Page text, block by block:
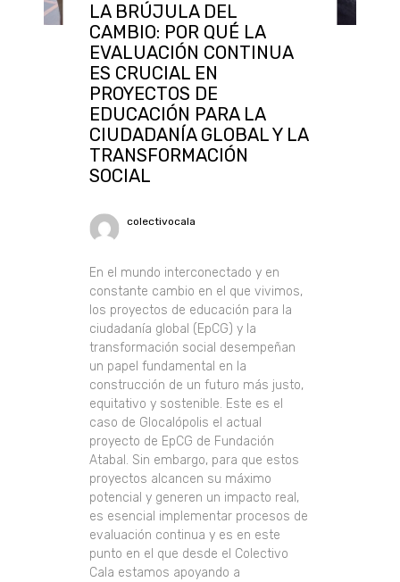
LA BRÚJULA DEL
CAMBIO: POR QUÉ LA
EVALUACIÓN CONTINUA
ES CRUCIAL EN
PROYECTOS DE
EDUCACIÓN PARA LA
CIUDADANÍA GLOBAL Y LA
TRANSFORMACIÓN
SOCIAL
colectivocala
En el mundo interconectado y en
constante cambio en el que vivimos,
los proyectos de educación para la
ciudadanía global (EpCG) y la
transformación social desempeñan
un papel fundamental en la
construcción de un futuro más justo,
equitativo y sostenible. Este es el
caso de Glocalópolis el actual
proyecto de EpCG de Fundación
Atabal. Sin embargo, para que estos
proyectos alcancen su máximo
potencial y generen un impacto real,
es esencial implementar procesos de
evaluación continua y es en este
punto en el que desde el Colectivo
Cala estamos apoyando a